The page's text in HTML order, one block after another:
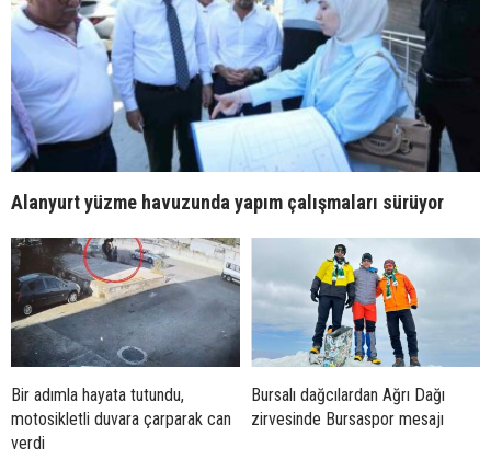
Alanyurt yüzme havuzunda yapım çalışmaları sürüyor
Bir adımla hayata tutundu,
motosikletli duvara çarparak can
verdi
Bursalı dağcılardan Ağrı Dağı
zirvesinde Bursaspor mesajı